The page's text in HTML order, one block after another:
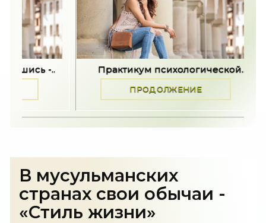
Практикум психологической..
ПРОДОЛЖЕНИЕ
В мусульманских
странах свои обычаи -
«Стиль жизни»